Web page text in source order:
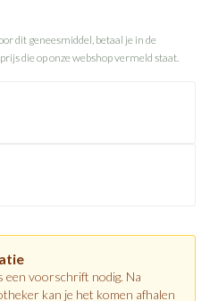
dit geneesmiddel, betaal je in de
die op onze webshop vermeld staat.
een voorschrift nodig. Na
kan je het komen afhalen